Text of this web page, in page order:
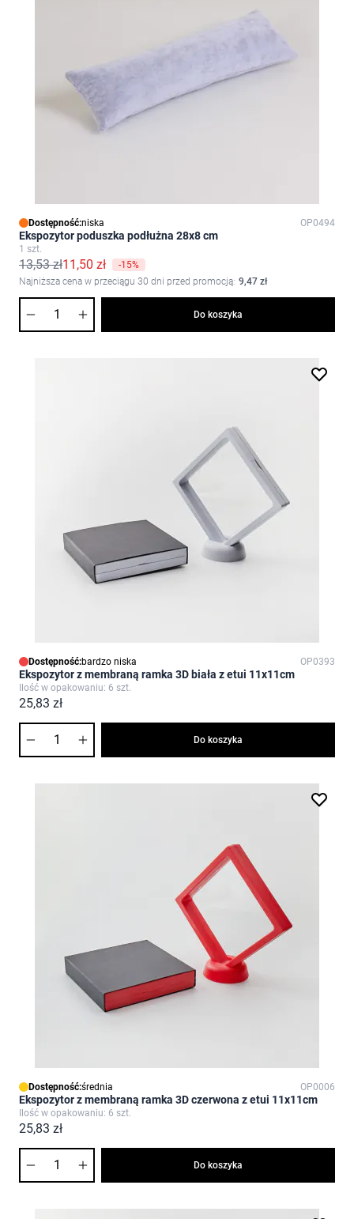
Dostępność:niska OP0494
Ekspozytor poduszka podłużna 28x8 cm
1 szt.
13,53 zł11,50 zł
-15%
Najniższa cena w przeciągu 30 dni przed promocją: 9,47 zł
Do koszyka
Dostępność:bardzo niska OP0393
Ekspozytor z membraną ramka 3D biała z etui 11x11cm
Ilość w opakowaniu: 6 szt.
25,83 zł
Do koszyka
Dostępność:średnia OP0006
Ekspozytor z membraną ramka 3D czerwona z etui 11x11cm
Ilość w opakowaniu: 6 szt.
25,83 zł
Do koszyka